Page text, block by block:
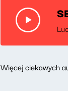
Więcej ciekawych